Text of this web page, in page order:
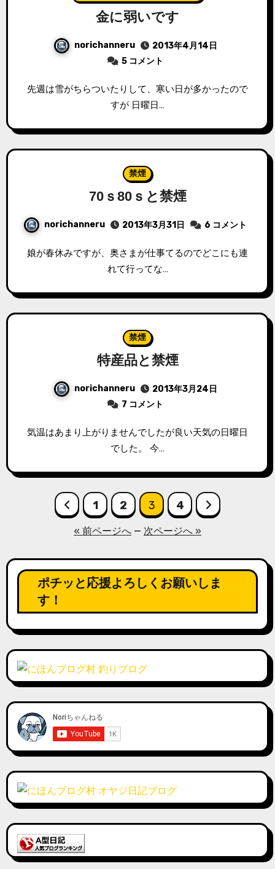
金に弱いです
norichanneru
2013年4月14日
5 コメント
先週は雪がちらついたりして、寒い日が多かったので
すが 日曜日…
禁煙
70ｓ80ｓと禁煙
norichanneru 2013年3月31日 6 コメント
娘が春休みですが、奥さまが仕事てるのでどこにも連
れて行ってな…
禁煙
特産品と禁煙
norichanneru
2013年3月24日
7 コメント
気温はあまり上がりませんでしたが良い天気の日曜日
でした。 今…
の
ペ
ジ
送
り
1 2 3 4
« 前ページへ — 次ページへ »
ポチッと応援よろしくお願いしま
す！